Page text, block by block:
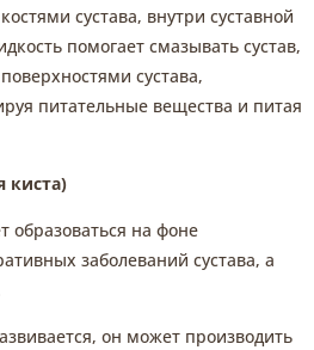
сустава, внутри суставной
помогает смазывать сустав,
сустава,
питательные вещества и питая
киста)
образоваться на фоне
заболеваний сустава, а
он может производить